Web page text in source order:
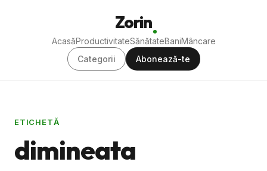
Zorin
AcasăProductivitateSănătateBaniMâncare
Categorii
Abonează-te
ETICHETĂ
dimineata